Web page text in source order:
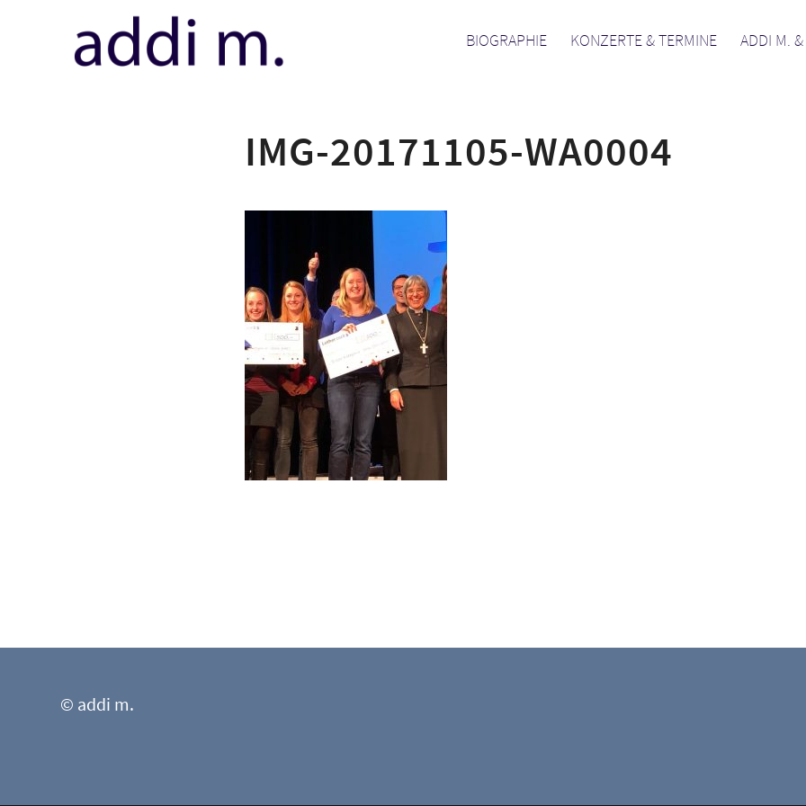
BIOGRAPHIE KONZERTE & TERMINE ADDI M.
IMG-20171105-WA0004
© addi m.